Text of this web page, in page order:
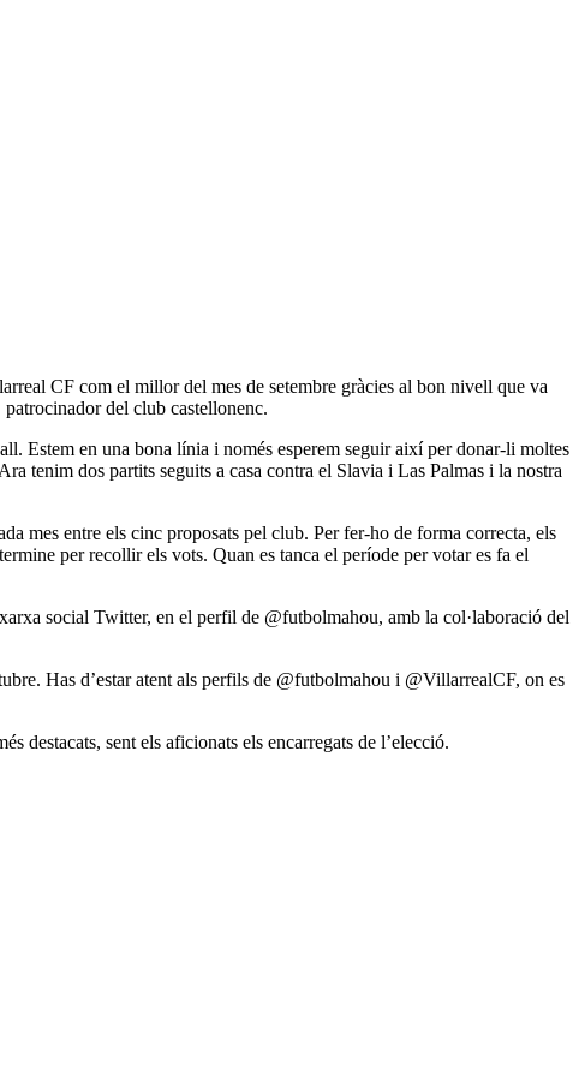
CF com el millor del mes de setembre gràcies al bon nivell que va
del club castellonenc.
Estem en una bona línia i només esperem seguir així per donar-li moltes
tenim dos partits seguits a casa contra el Slavia i Las Palmas i la nostra
mes entre els cinc proposats pel club. Per fer-ho de forma correcta, els
per recollir els vots. Quan es tanca el període per votar es fa el
social Twitter, en el perfil de @futbolmahou, amb la col·laboració del
Has d’estar atent als perfils de @futbolmahou i @VillarrealCF, on es
destacats, sent els aficionats els encarregats de l’elecció.